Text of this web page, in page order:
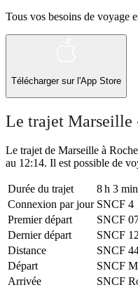
Tous vos besoins de voyage
Télécharger sur l'App Store
Le trajet Marseille
Le trajet de Marseille à
au 12:14. Il est possible de
Durée du trajet
8 h 3 min
Connexion par jour SNCF 4
Premier départ
SNCF
Dernier départ
SNCF
Distance
SNCF
Départ
SNCF
Arrivée
SNCF